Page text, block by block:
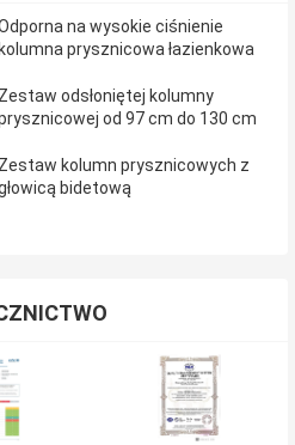
na wysokie ciśnienie
kolumna prysznicowa łazienkowa
Zestaw odsłoniętej kolumny
od 97 cm do 130 cm
Zestaw kolumn prysznicowych z
bidetową